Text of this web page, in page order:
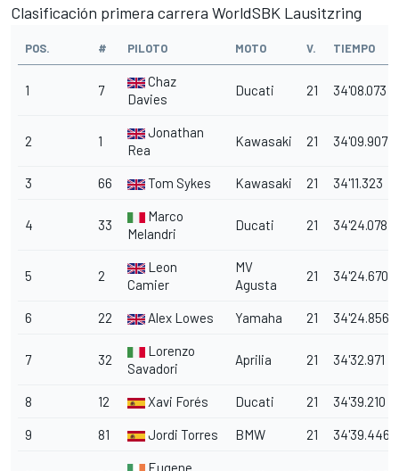
Clasificación primera carrera WorldSBK Lausitzring
POS. # PILOTO MOTO V. TIEMPO
1 7
Chaz
Davies
Ducati 21 34'08.073
2 1
Jonathan
Rea
Kawasaki 21 34'09.907
3 66 Tom Sykes Kawasaki 21 34'11.323
4 33
Marco
Melandri
Ducati 21 34'24.078
5 2
Leon
Camier
MV
Agusta
21 34'24.670
6 22 Alex Lowes Yamaha 21 34'24.856
7 32
Lorenzo
Savadori
Aprilia 21 34'32.971
8 12 Xavi Forés Ducati 21 34'39.210
9 81 Jordi Torres BMW 21 34'39.446
Eugene